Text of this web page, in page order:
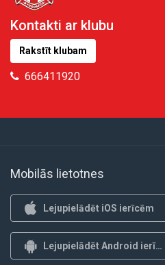
Kontakti ar klubu
Rakstīt klubam
666411920
Mobilās lietotnes
Lejupielādēt iOS ierīcēm
Lejupielādēt Android ierīcēm